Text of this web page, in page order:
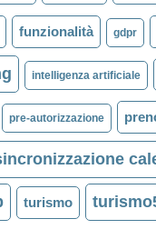
funzionalità gdpr
intelligenza artificiale
pre-autorizzazione
turismo